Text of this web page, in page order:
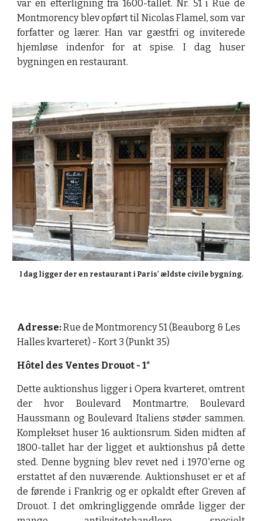
var en efterligning fra 1600-tallet. Nr. 51 i Rue de
Montmorency blev opført til Nicolas Flamel, som var
forfatter og lærer. Han var gæstfri og inviterede
hjemløse indenfor for at spise. I dag huser
bygningen en restaurant.
I dag ligger der en restaurant i Paris' ældste civile bygning.
Adresse: Rue de Montmorency 51 (Beauborg & Les
Halles kvarteret) - Kort 3 (Punkt 35)
Hôtel des Ventes Drouot - 1*
Dette auktionshus ligger i Opera kvarteret, omtrent
der hvor Boulevard Montmartre, Boulevard
Haussmann og Boulevard Italiens støder sammen.
Komplekset huser 16 auktionsrum. Siden midten af
1800-tallet har der ligget et auktionshus på dette
sted. Denne bygning blev revet ned i 1970'erne og
erstattet af den nuværende. Auktionshuset er et af
de førende i Frankrig og er opkaldt efter Greven af
Drouot. I det omkringliggende område ligger der